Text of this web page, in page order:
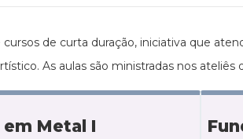
de curta duração, iniciativa que
As aulas são ministradas nos
em Metal I